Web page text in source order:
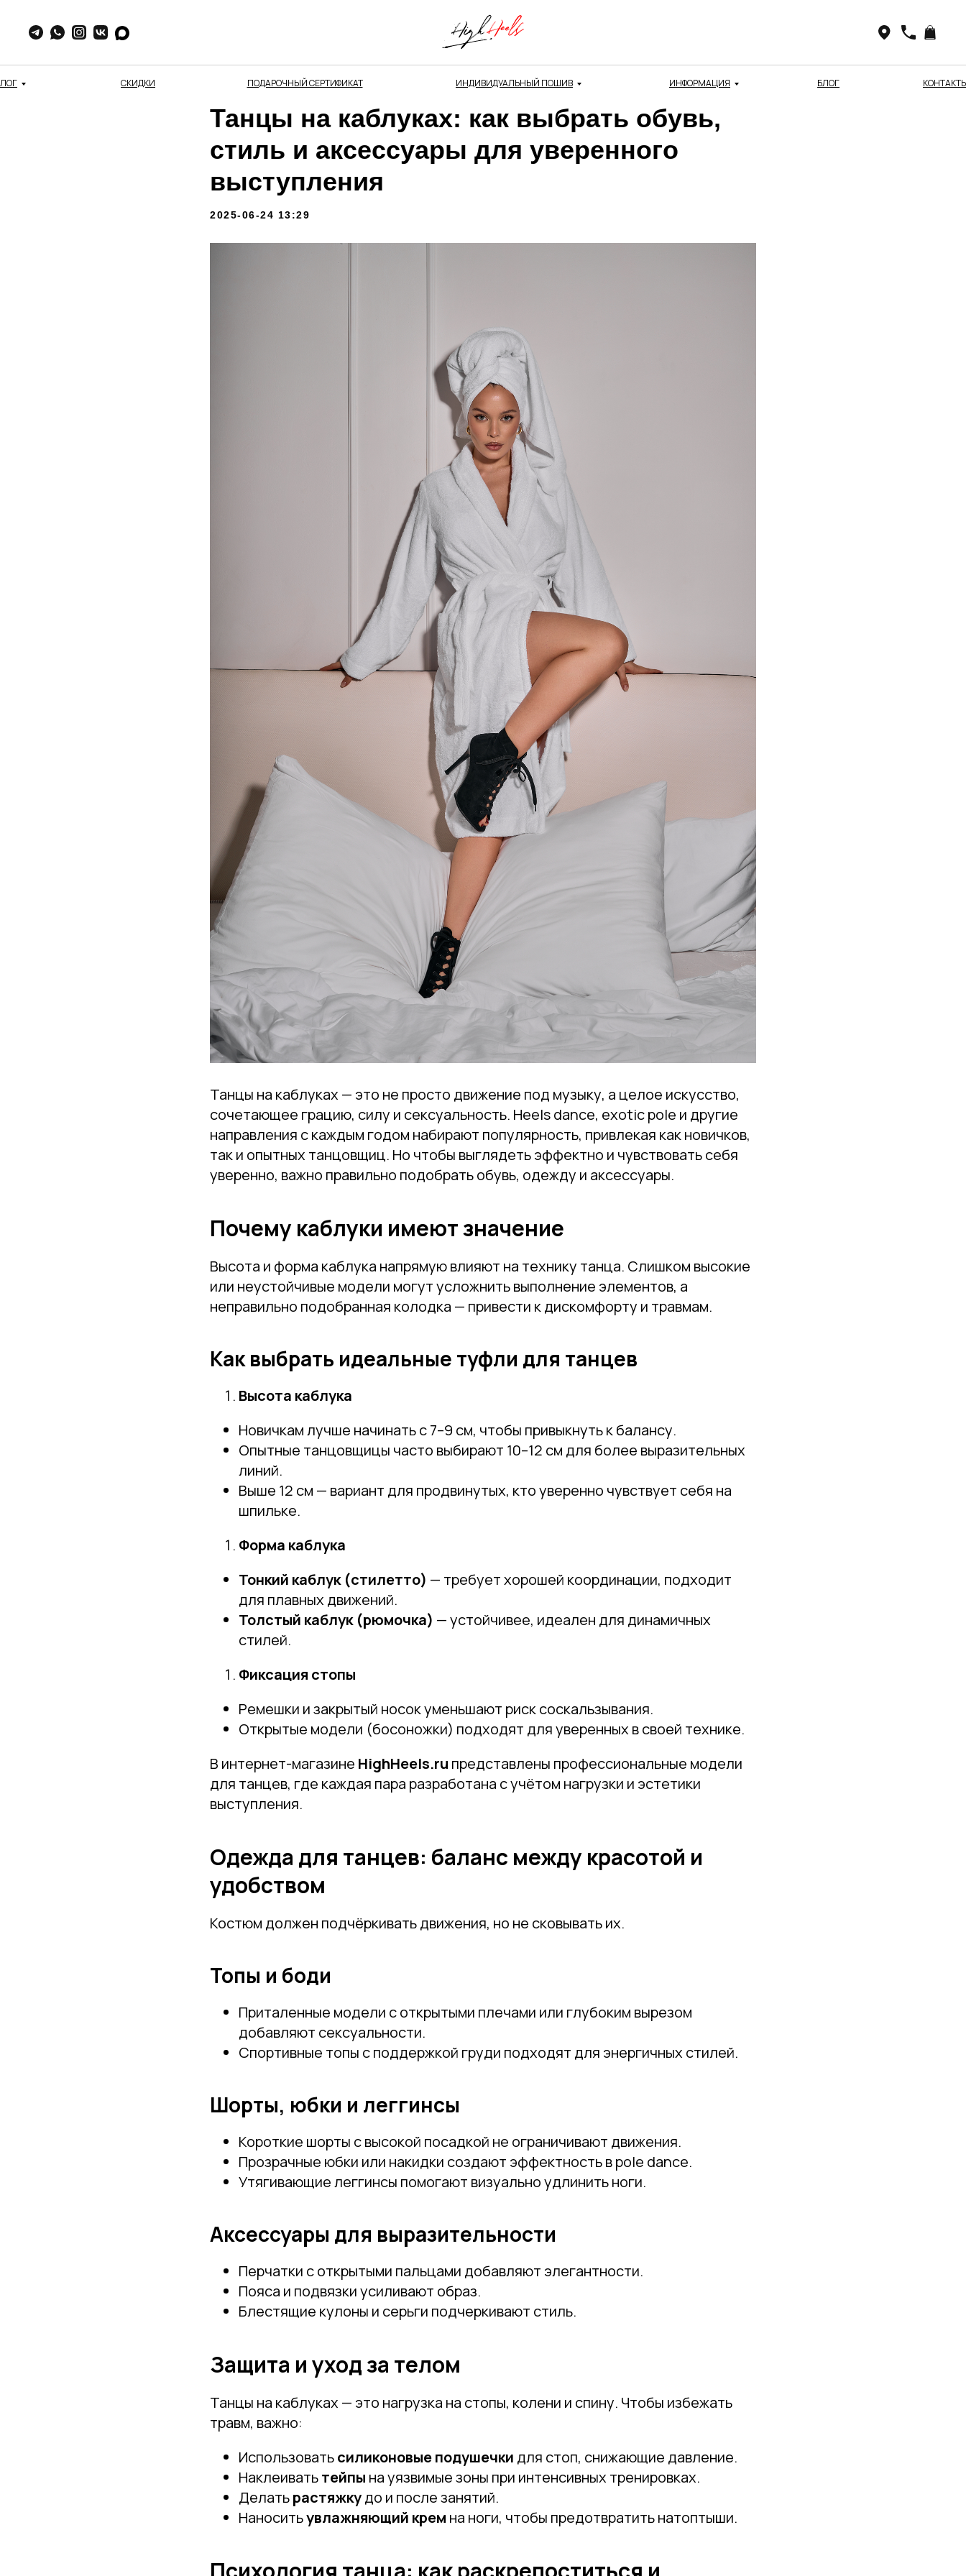
Привет! Дарим тебе -10% на первую покупку!
Подпишись на нашу рассылку
...и узнавай об акциях первой!
Имя
Отправить
Нажимая на кнопку, вы даете согласие на обработку своих
персональных данных согласно 152-ФЗ.Подробнее
ПОДАРОЧНЫЙ СЕРТИФИКАТ ИНДИВИДУАЛЬНЫЙ ПОШИВ
СКИДКИ ИНФОРМАЦИЯ БЛОГ
Танцы на каблуках: как выбрать обувь,
стиль и аксессуары для уверенного
выступления
2025-06-24 13:29
Танцы на каблуках — это не просто движение под музыку, а целое искусство,
сочетающее грацию, силу и сексуальность. Heels dance, exotic pole и другие
направления с каждым годом набирают популярность, привлекая как новичков,
так и опытных танцовщиц. Но чтобы выглядеть эффектно и чувствовать себя
уверенно, важно правильно подобрать обувь, одежду и аксессуары.
Почему каблуки имеют значение
Высота и форма каблука напрямую влияют на технику танца. Слишком высокие
или неустойчивые модели могут усложнить выполнение элементов, а
неправильно подобранная колодка — привести к дискомфорту и травмам.
Как выбрать идеальные туфли для танцев
Высота каблука
Новичкам лучше начинать с 7–9 см, чтобы привыкнуть к балансу.
Опытные танцовщицы часто выбирают 10–12 см для более выразительных
линий.
Выше 12 см — вариант для продвинутых, кто уверенно чувствует себя на
шпильке.
Форма каблука
Тонкий каблук (стилетто) — требует хорошей координации, подходит
для плавных движений.
Толстый каблук (рюмочка) — устойчивее, идеален для динамичных
стилей.
Фиксация стопы
Ремешки и закрытый носок уменьшают риск соскальзывания.
Открытые модели (босоножки) подходят для уверенных в своей технике.
В интернет-магазине HighHeels.ru представлены профессиональные модели
для танцев, где каждая пара разработана с учётом нагрузки и эстетики
выступления.
Одежда для танцев: баланс между красотой и
удобством
Костюм должен подчёркивать движения, но не сковывать их.
Топы и боди
Приталенные модели с открытыми плечами или глубоким вырезом
добавляют сексуальности.
Спортивные топы с поддержкой груди подходят для энергичных стилей.
Шорты, юбки и леггинсы
Короткие шорты с высокой посадкой не ограничивают движения.
Прозрачные юбки или накидки создают эффектность в pole dance.
Утягивающие леггинсы помогают визуально удлинить ноги.
Аксессуары для выразительности
Перчатки с открытыми пальцами добавляют элегантности.
Пояса и подвязки усиливают образ.
Блестящие кулоны и серьги подчеркивают стиль.
Защита и уход за телом
Танцы на каблуках — это нагрузка на стопы, колени и спину. Чтобы избежать
травм, важно:
Использоватьсиликоновые подушечки для стоп, снижающие давление.
Наклеиватьтейпы на уязвимые зоны при интенсивных тренировках.
Делатьрастяжкудо и после занятий.
Наноситьувлажняющий крем на ноги, чтобы предотвратить натоптыши.